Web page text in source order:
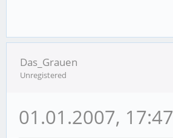
Das_Grauen
Unregistered
01.01.2007, 17:47